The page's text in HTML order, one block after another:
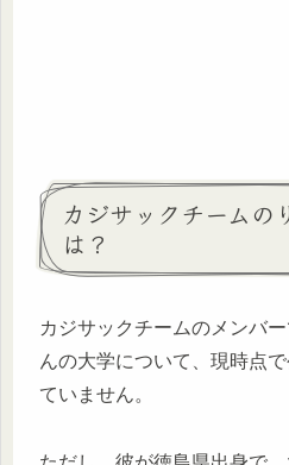
カジサックチームの
は？
カジサックチームのメンバ
んの大学について、現時点
ていません。